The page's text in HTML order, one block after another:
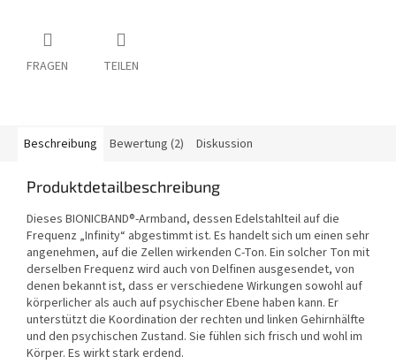
FRAGEN TEILEN
Beschreibung Bewertung (2) Diskussion
Produktdetailbeschreibung
Dieses BIONICBAND®-Armband, dessen Edelstahlteil auf die
Frequenz „Infinity“ abgestimmt ist. Es handelt sich um einen sehr
angenehmen, auf die Zellen wirkenden C-Ton. Ein solcher Ton mit
derselben Frequenz wird auch von Delfinen ausgesendet, von
denen bekannt ist, dass er verschiedene Wirkungen sowohl auf
körperlicher als auch auf psychischer Ebene haben kann. Er
unterstützt die Koordination der rechten und linken Gehirnhälfte
und den psychischen Zustand. Sie fühlen sich frisch und wohl im
Körper. Es wirkt stark erdend.